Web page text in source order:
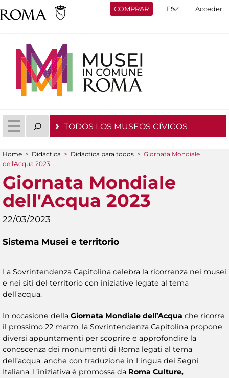
COMPRAR Acceder
TODOS LOS MUSEOS CÍVICOS
You are here
Home > Didáctica > Didáctica para todos > Giornata Mondiale
dell'Acqua 2023
Giornata Mondiale
dell'Acqua 2023
22/03/2023
Sistema Musei e territorio
La Sovrintendenza Capitolina celebra la ricorrenza nei musei
e nei siti del territorio con iniziative legate al tema
dell’acqua.
In occasione della Giornata Mondiale dell’Acqua che ricorre
il prossimo 22 marzo, la Sovrintendenza Capitolina propone
diversi appuntamenti per scoprire e approfondire la
conoscenza dei monumenti di Roma legati al tema
dell’acqua, anche con traduzione in Lingua dei Segni
Italiana. L’iniziativa è promossa da Roma Culture,